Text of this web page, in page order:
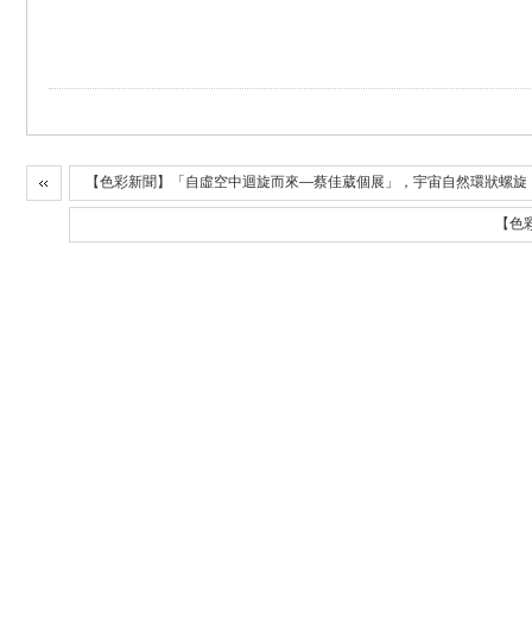
【色彩新聞】「自虛空中迴旋而來—蔡佳葳個展」，宇宙自然環狀螺旋
【